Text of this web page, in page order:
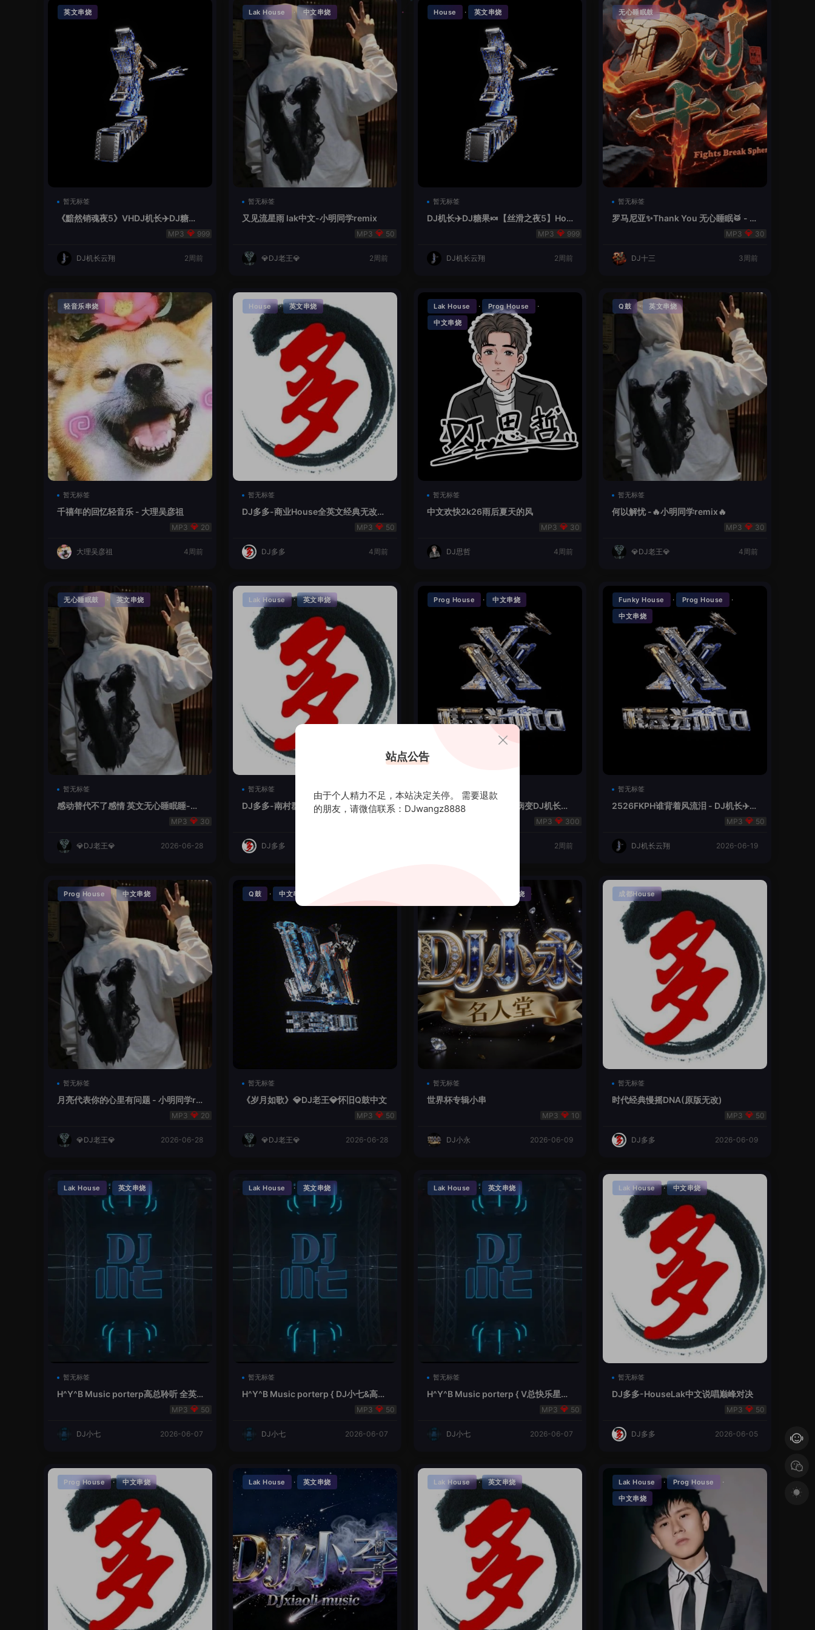
英文串烧
暂无标签
《黯然销魂夜5》VHDJ机长✈️DJ糖果
999
DJ机长云翔 2周前
Lak House · 中文串烧
暂无标签
又见流星雨 lak中文-小明同学remix
50
💎DJ老王💎 2周前
House · 英文串烧
暂无标签
DJ机长✈️DJ糖果🍬【丝滑之夜5】Hou
999
DJ机长云翔 2周前
无心睡眠鼓
暂无标签
罗马尼亚✨Thank You 无心睡眠🥁 - 十
30
DJ十三 3周前
轻音乐串烧
暂无标签
千禧年的回忆轻音乐 - 大理吴彦祖
20
大理吴彦祖 4周前
House · 英文串烧
暂无标签
DJ多多-商业House全英文经典无改版
50
DJ多多 4周前
Lak House · Prog House ·
中文串烧
暂无标签
中文欢快2k26雨后夏天的风
30
DJ思哲 4周前
Q鼓 · 英文串烧
暂无标签
何以解忧 -🔥小明同学remix🔥
30
💎DJ老王💎 4周前
无心睡眠鼓 · 英文串烧
暂无标签
感动替代不了感情 英文无心睡眠睡-小
30
💎DJ老王💎 2026-06-28
Lak House · 英文串烧
暂无标签
DJ多多-南村群童欺我老LakHouse全
DJ多多
Prog House · 中文串烧
暂无标签
时光回忆-讲真的爱你会病变DJ机长✈️
云翔
300
2周前
Funky House · Prog House ·
中文串烧
暂无标签
2526FKPH谁背着风流泪 - DJ机长✈️云
50
DJ机长云翔 2026-06-19
Prog House · 中文串烧
暂无标签
月亮代表你的心里有问题 - 小明同学re
20
💎DJ老王💎 2026-06-28
Q鼓 · 中文串烧
暂无标签
《岁月如歌》💎DJ老王💎怀旧Q鼓中文
50
💎DJ老王💎 2026-06-28
英文串烧
暂无标签
世界杯专辑小串
10
DJ小永 2026-06-09
成都House
暂无标签
时代经典慢摇DNA(原版无改)
50
DJ多多 2026-06-09
Lak House · 英文串烧
暂无标签
H^Y^B Music porterp高总聆听 全英
50
DJ小七 2026-06-07
Lak House · 英文串烧
暂无标签
H^Y^B Music porterp { DJ小七&高总
50
DJ小七 2026-06-07
Lak House · 英文串烧
暂无标签
H^Y^B Music porterp { V总快乐星球
50
DJ小七 2026-06-07
Lak House · 中文串烧
暂无标签
DJ多多-HouseLak中文说唱巅峰对决
50
DJ多多 2026-06-05
Prog House · 中文串烧 Lak House · 英文串烧 Lak House · 英文串烧 Lak House · Prog House ·
中文串烧
站点公告
由于个人精力不足，本站决定关停。 需要退款
的朋友，请微信联系：DJwangz8888